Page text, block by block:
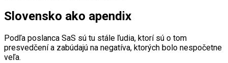
Slovensko ako apendix
Podľa poslanca SaS sú tu stále ľudia, ktorí sú o tom
presvedčení a zabúdajú na negatíva, ktorých bolo nespočetne
veľa.